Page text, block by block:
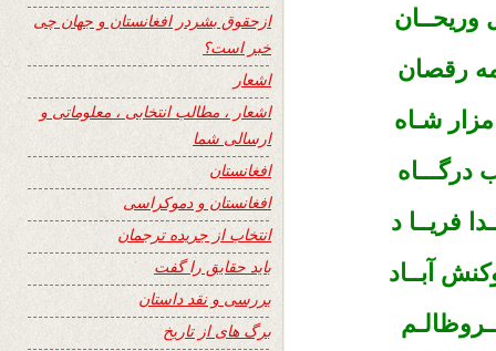
وریحــان
رقصان
شـاه
فریــا د
آبــاد
ازحقوق بشردر افغانستان و جهان چی
خبر است؟
اشعار
اشعار ، مطالب انتخابی ، معلوماتی و
ارسالی شما
افغانستان
افغانستان و دموکراسی
انتخاب از جریده ترجمان
باید حقایق را گفت
بررسی و نقد داستان
برگ های از تاریخ